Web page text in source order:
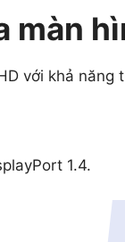
màn
với khả
1.4.